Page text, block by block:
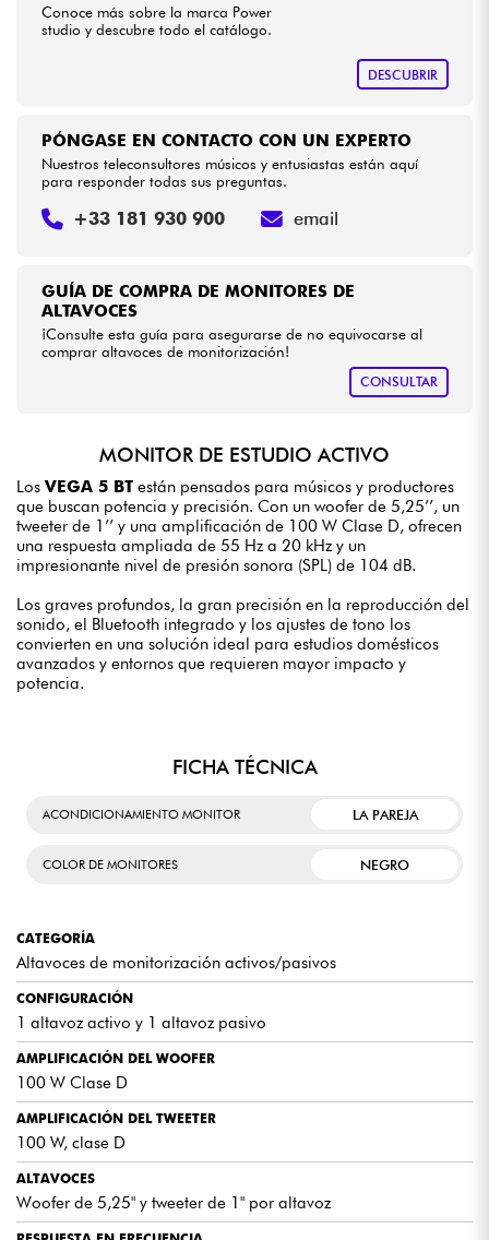
Conoce más sobre la marca Power
studio y descubre todo el catálogo.
DESCUBRIR
GUÍA DE COMPRA DE MONITORES DE
ALTAVOCES
¡Consulte esta guía para asegurarse de no equivocarse al
comprar altavoces de monitorización!
CONSULTAR
PÓNGASE EN CONTACTO CON UN EXPERTO
Nuestros teleconsultores músicos y entusiastas están aquí
para responder todas sus preguntas.
+33 181 930 900 email
MONITOR DE ESTUDIO ACTIVO
LosVEGA 5 BT están pensados para músicos y productores
que buscan potencia y precisión. Con un woofer de 5,25’’, un
tweeter de 1’’ y una amplificación de 100 W Clase D, ofrecen
una respuesta ampliada de 55 Hz a 20 kHz y un
impresionante nivel de presión sonora (SPL) de 104 dB.
Los graves profundos, la gran precisión en la reproducción del
sonido, el Bluetooth integrado y los ajustes de tono los
convierten en una solución ideal para estudios domésticos
avanzados y entornos que requieren mayor impacto y
potencia.
FICHA TÉCNICA
ACONDICIONAMIENTO MONITOR LA PAREJA
COLOR DE MONITORES NEGRO
CATEGORÍA
Altavoces de monitorización activos/pasivos
CONFIGURACIÓN
1 altavoz activo y 1 altavoz pasivo
AMPLIFICACIÓN DEL WOOFER
100 W Clase D
AMPLIFICACIÓN DEL TWEETER
100 W, clase D
ALTAVOCES
Woofer de 5,25" y tweeter de 1" por altavoz